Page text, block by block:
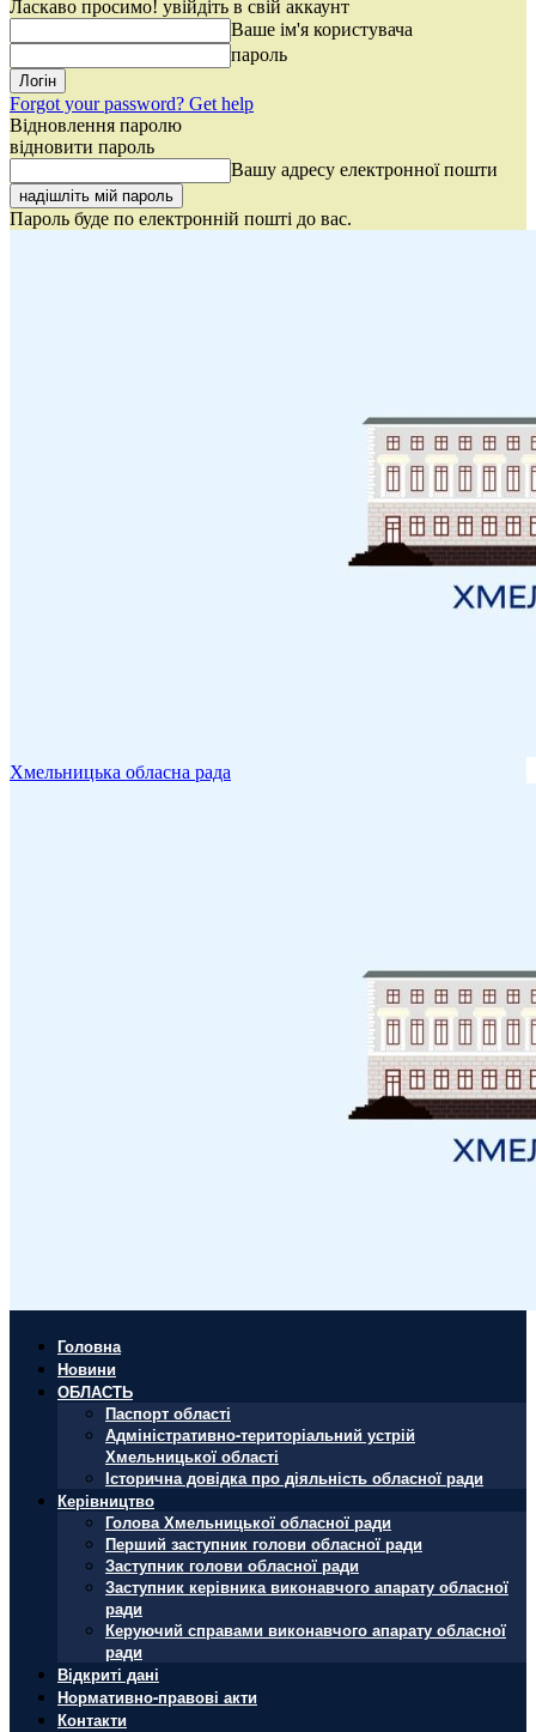
Ласкаво просимо! увійдіть в свій аккаунт
Ваше ім'я користувача
пароль
Forgot your password? Get help
Відновлення паролю
відновити пароль
Вашу адресу електронної пошти
Пароль буде по електронній пошті до вас.
Хмельницька обласна рада
Головна
Новини
ОБЛАСТЬ
Паспорт області
Адміністративно-територіальний устрій
Хмельницької області
Історична довідка про діяльність обласної ради
Керівництво
Голова Хмельницької обласної ради
Перший заступник голови обласної ради
Заступник голови обласної ради
Заступник керівника виконавчого апарату обласної
ради
Керуючий справами виконавчого апарату обласної
ради
Відкриті дані
Нормативно-правові акти
Контакти